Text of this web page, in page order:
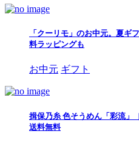
「クーリモ」のお中元。夏ギ
料ラッピングも
お中元 ギフト
揖保乃糸 色そうめん「彩流」
送料無料